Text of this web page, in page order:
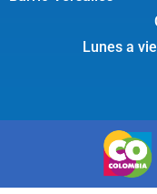
Lunes a